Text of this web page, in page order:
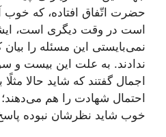
حضرت اتّفاق افتاده، كه
است در وقت دیگری است،
نمی‌بایستی این مسئله را
ندادند. به علت این بیست و
اجمال گفتند كه شاید حالا
احتمال شهادت را هم می‌دهند؛
خوب شاید نظرشان نبوده